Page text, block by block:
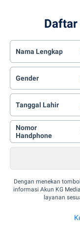
Daftar
Nama Lengkap
Gender
Tanggal Lahir
Nomor
Handphone
Dengan menekan
informasi Akun KG
layanan